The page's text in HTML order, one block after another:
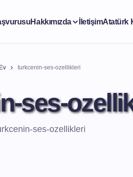
Hakkımızda İletişimAtatürk
Ev turkcenin-ses-ozellikleri
ses-
ses-ozellikleri